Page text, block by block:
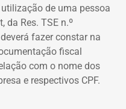
de uma pessoa
da Res. TSE n.º
fazer constar na
fiscal
com o nome dos
e respectivos CPF.